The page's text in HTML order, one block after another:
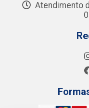
Atendimento